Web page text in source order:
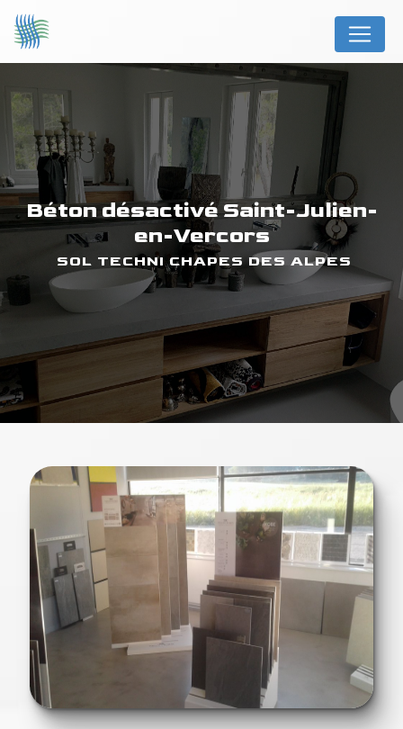
béton désactivé Saint-Julien-
en-Vercors
SOL TECHNI CHAPES DES ALPES
Panneau de gestion des cookies